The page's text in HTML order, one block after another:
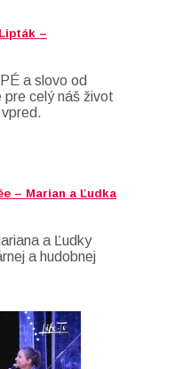
–
a slovo od
celý náš život
– Marian a Ľudka
a Ľudky
a hudobnej